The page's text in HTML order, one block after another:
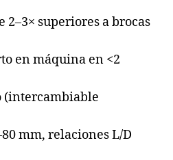
2–3× superiores a brocas
en máquina en <2
(intercambiable
mm, relaciones L/D